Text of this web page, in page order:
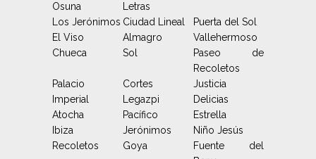
Osuna
Letras
Los Jerónimos Ciudad Lineal
Puerta del Sol
El Viso
Almagro
Vallehermoso
Chueca
Sol
Paseo de
Recoletos
Palacio
Cortes
Justicia
Imperial
Legazpi
Delicias
Atocha
Pacífico
Estrella
Ibiza
Jerónimos
Niño Jesús
Recoletos
Goya
Fuente del